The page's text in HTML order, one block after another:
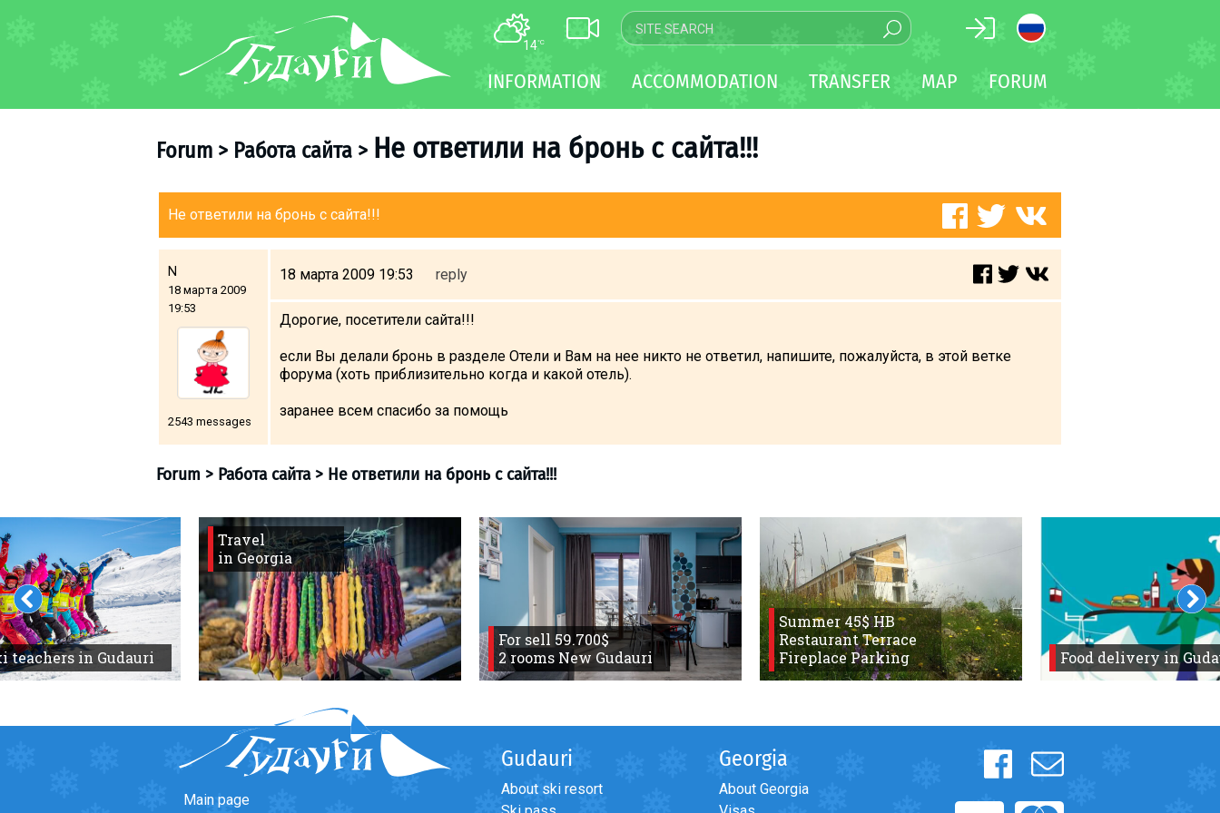
14°C
INFORMATION ACCOMMODATION TRANSFER MAP FORUM
Forum > Работа сайта > Не ответили на бронь с сайта!!!
Не ответили на бронь с сайта!!!
N
18 марта 2009
19:53
2543 messages
18 марта 2009 19:53 reply
Дорогие, посетители сайта!!!
если Вы делали бронь в разделе Отели и Вам на нее никто не ответил, напишите, пожалуйста, в этой ветке
форума (хоть приблизительно когда и какой отель).
заранее всем спасибо за помощь
Forum>Работа сайта>Не ответили на бронь с сайта!!!
teachers in Gudauri
Travel
in Georgia
For sell 59.700$
2 rooms New Gudauri
Summer 45$ HB
Restaurant Terrace
Fireplace Parking
Food delivery in
Main page
Gudauri
About ski resort
Georgia
About Georgia
TRANSFER
Kids in Gudauri
Events schedule
Join telegram
Gudauri
INFO
Apartments
Cottages
Hotels
% Hot deals
Long term rent
Kazbegi